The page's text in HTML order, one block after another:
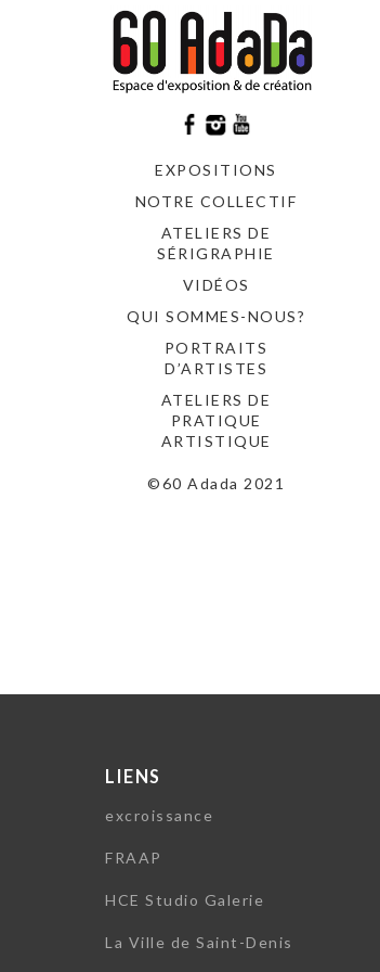
EXPOSITIONS
NOTRE COLLECTIF
ATELIERS DE
SÉRIGRAPHIE
VIDÉOS
QUI SOMMES-NOUS?
PORTRAITS
D’ARTISTES
ATELIERS DE
PRATIQUE
ARTISTIQUE
©60 Adada 2021
LIENS
excroissance
FRAAP
HCE Studio Galerie
La Ville de Saint-Denis